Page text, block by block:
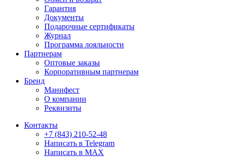
Гарантия
Документы
Подарочные сертификаты
Журнал
Программа лояльности
Партнерам
Оптовые заказы
Корпоративным партнерам
Бренд
Манифест
О компании
Реквизиты
Контакты
+7 (843) 210-52-48
Написать в Telegram
Написать в MAX